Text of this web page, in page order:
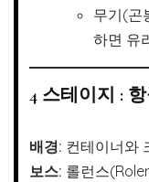
무기(곤
하면 유
4 스테이지 :
배경: 컨테이너와
보스: 롤런스